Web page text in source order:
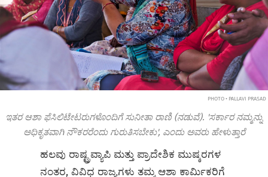
PHOTO • PALLAVI PRASAD
ಇತರ ಆಶಾ ಫೆಸಿಲಿಟೇಟರುಗಳೊಂದಿಗೆ ಸುನೀತಾ ರಾಣಿ (ನಡುವೆ). 'ಸರ್ಕಾರ ನಮ್ಮನ್ನು
ಅಧಿಕೃತವಾಗಿ ನೌಕರರೆಂದು ಗುರುತಿಸಬೇಕು', ಎಂದು ಅವರು ಹೇಳುತ್ತಾರೆ
ಹಲವು ರಾಷ್ಟ್ರವ್ಯಾಪಿ ಮತ್ತು ಪ್ರಾದೇಶಿಕ ಮುಷ್ಕರಗಳ
ನಂತರ, ವಿವಿಧ ರಾಜ್ಯಗಳು ತಮ್ಮ ಆಶಾ ಕಾರ್ಮಿಕರಿಗೆ